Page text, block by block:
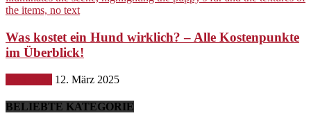
Was kostet ein Hund wirklich? – Alle Kostenpunkte
im Überblick!
12. März 2025
BELIEBTE KATEGORIE